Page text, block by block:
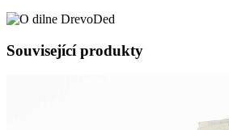
Související produkty